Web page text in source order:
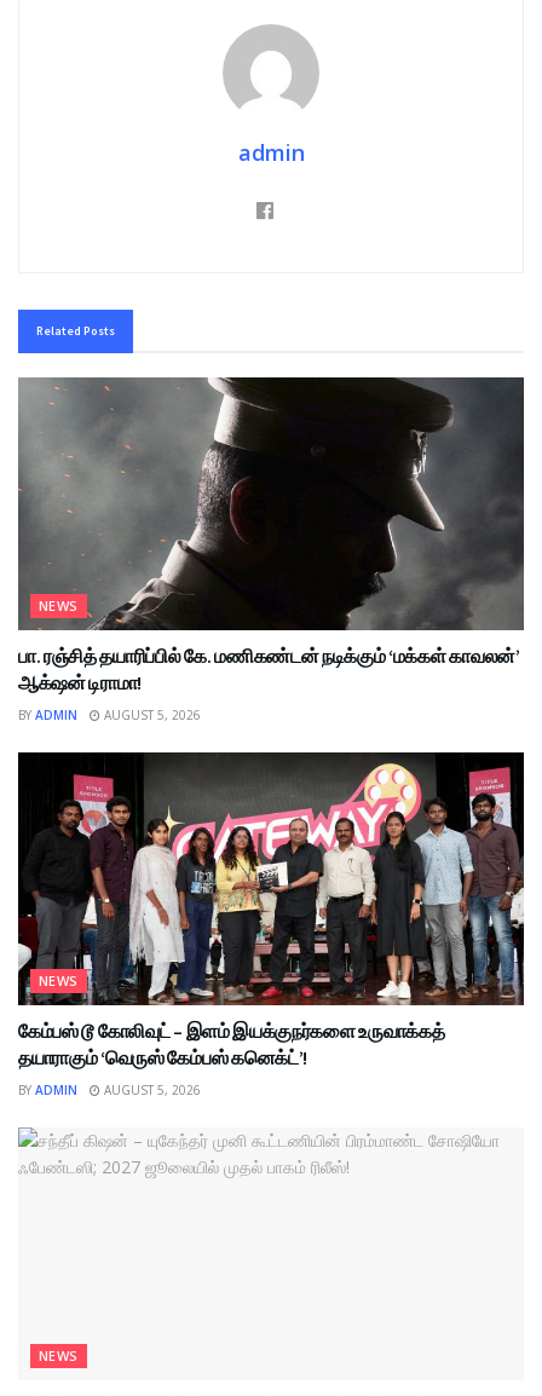
admin
Related Posts
NEWS
பா. ரஞ்சித் தயாரிப்பில் கே. மணிகண்டன் நடிக்கும் ‘மக்கள் காவலன்’
ஆக்‌ஷன் டிராமா!
BY ADMIN AUGUST 5, 2026
NEWS
கேம்பஸ் டூ கோலிவுட் – இளம் இயக்குநர்களை உருவாக்கத்
தயாராகும் ‘வெருஸ் கேம்பஸ் கனெக்ட்’!
BY ADMIN AUGUST 5, 2026
NEWS